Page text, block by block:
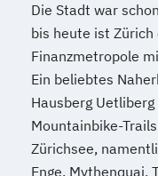
Die Stadt war
bis heute ist
Finanzmetropole
Ein beliebtes
Hausberg
Mountainbike-
Zürichsee,
Enge, Mythenquai,